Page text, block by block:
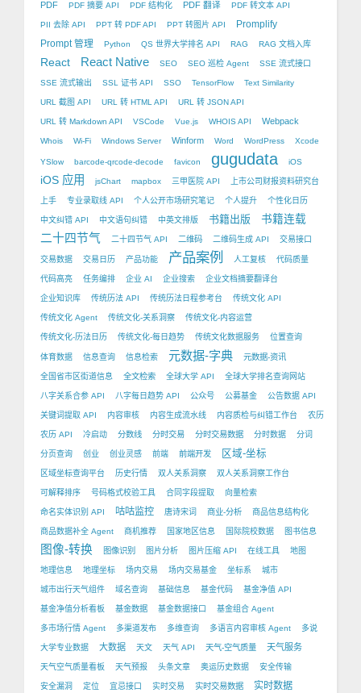
PDF PDF 摘要 API PDF 结构化 PDF 翻译 PDF 转文本 API
PII 去除 API PPT 转 PDF API PPT 转图片 API
Promplify
Prompt 管理
Python QS 世界大学排名 API RAG RAG 文档入库
React React Native SEO SEO 巡检 Agent SSE 流式接口
SSE 流式输出 SSL 证书 API SSO TensorFlow Text Similarity
URL 截图 API URL 转 HTML API URL 转 JSON API
URL 转 Markdown API VSCode Vue.js WHOIS API Webpack
Whois Wi-Fi Windows Server Winform Word WordPress Xcode
YSlow barcode-qrcode-decode favicon gugudata iOS
iOS 应用 jsChart mapbox 三甲医院 API 上市公司财报资料研究台
上手 专业录取线 API 个人公开市场研究笔记 个人提升 个性化日历
中文纠错 API 中文语句纠错 中英文排版 书籍出版 书籍连载
二十四节气 二十四节气 API 二维码 二维码生成 API 交易接口
交易数据 交易日历 产品功能 产品案例 人工复核 代码质量
代码高亮 任务编排 企业 AI 企业搜索 企业文档摘要翻译台
企业知识库 传统历法 API 传统历法日程参考台 传统文化 API
传统文化 Agent 传统文化-关系洞察 传统文化-内容运营
传统文化-历法日历 传统文化-每日趋势 传统文化数据服务 位置查询
体育数据 信息查询 信息检索 元数据-字典 元数据-资讯
全国省市区街道信息 全文检索 全球大学 API 全球大学排名查询网站
八字关系合参 API 八字每日趋势 API 公众号 公募基金 公告数据 API
关键词提取 API 内容审核 内容生成流水线 内容质检与纠错工作台 农历
农历 API 冷启动 分数线 分时交易 分时交易数据 分时数据 分词
分页查询 创业 创业灵感 前端 前端开发 区域-坐标
区域坐标查询平台 历史行情 双人关系洞察 双人关系洞察工作台
可解释排序 号码格式校验工具 合同字段提取 向量检索
命名实体识别 API 咕咕监控 唐诗宋词 商业-分析 商品信息结构化
商品数据补全 Agent 商机推荐 国家地区信息 国际院校数据 图书信息
图像-转换 图像识别 图片分析 图片压缩 API 在线工具 地图
地理信息 地理坐标 场内交易 场内交易基金 坐标系 城市
城市出行天气组件 域名查询 基础信息 基金代码 基金净值 API
基金净值分析看板 基金数据 基金数据接口 基金组合 Agent
多市场行情 Agent 多渠道发布 多维查询 多语言内容审核 Agent 多说
大学专业数据 大数据 天文 天气 API 天气-空气质量 天气服务
天气空气质量看板 天气预报 头条文章 奥运历史数据 安全传输
安全漏洞 定位 宜忌接口 实时交易 实时交易数据 实时数据